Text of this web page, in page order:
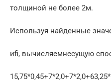
толщиной не более 2м.
Используя найденные
иfi, вычисляемнесущую